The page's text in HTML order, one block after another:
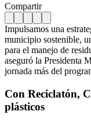
Compartir
Impulsamos una
municipio sostenible,
para el manejo de
aseguró la Presidenta
jornada más del
Con Reciclatón,
plásticos